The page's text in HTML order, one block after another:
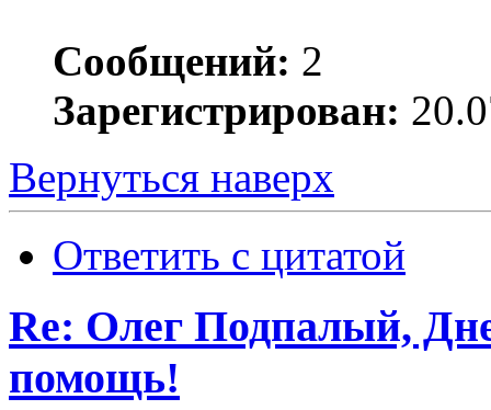
Сообщений: 2
Зарегистрирован:
Вернуться наверх
Ответить с цитатой
Re: Олег Подпалый,
помощь!